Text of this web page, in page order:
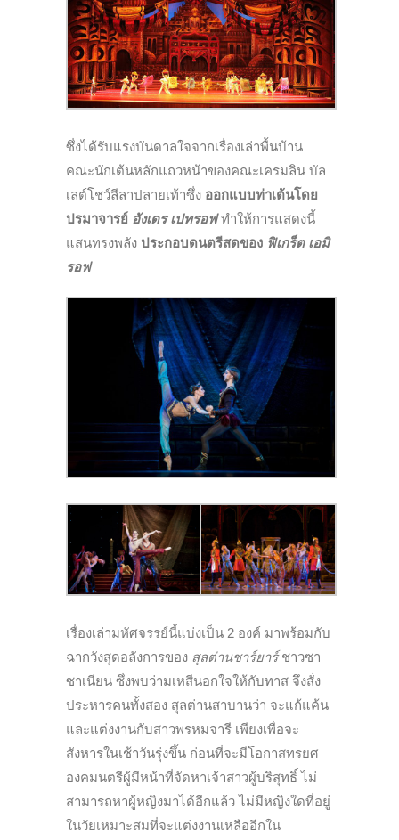
ซึ่งได้รับแรงบันดาลใจจากเรื่องเล่าพื้นบ้าน
คณะนักเต้นหลักแถวหน้าของคณะเครมลิน บัล
เลต์โชว์ลีลาปลายเท้าซึ่ง ออกแบบท่าเต้นโดย
ปรมาจารย์ อังเดร เปทรอฟ ทำให้การแสดงนี้
แสนทรงพลัง ประกอบดนตรีสดของ ฟิเกร็ต เอมิ
รอฟ
เรื่องเล่ามหัศจรรย์นี้แบ่งเป็น 2 องค์ มาพร้อมกับ
ฉากวังสุดอลังการของ สุลต่านชาร์ยาร์ชาวซา
ซาเนียน ซึ่งพบว่ามเหสีนอกใจให้กับทาส จึงสั่ง
ประหารคนทั้งสอง สุลต่านสาบานว่า จะแก้แค้น
และแต่งงานกับสาวพรหมจารี เพียงเพื่อจะ
สังหารในเช้าวันรุ่งขึ้น ก่อนที่จะมีโอกาสทรยศ
องคมนตรีผู้มีหน้าที่จัดหาเจ้าสาวผู้บริสุทธิ์ ไม่
สามารถหาผู้หญิงมาได้อีกแล้ว ไม่มีหญิงใดที่อยู่
ในวัยเหมาะสมที่จะแต่งงานเหลืออีกใน